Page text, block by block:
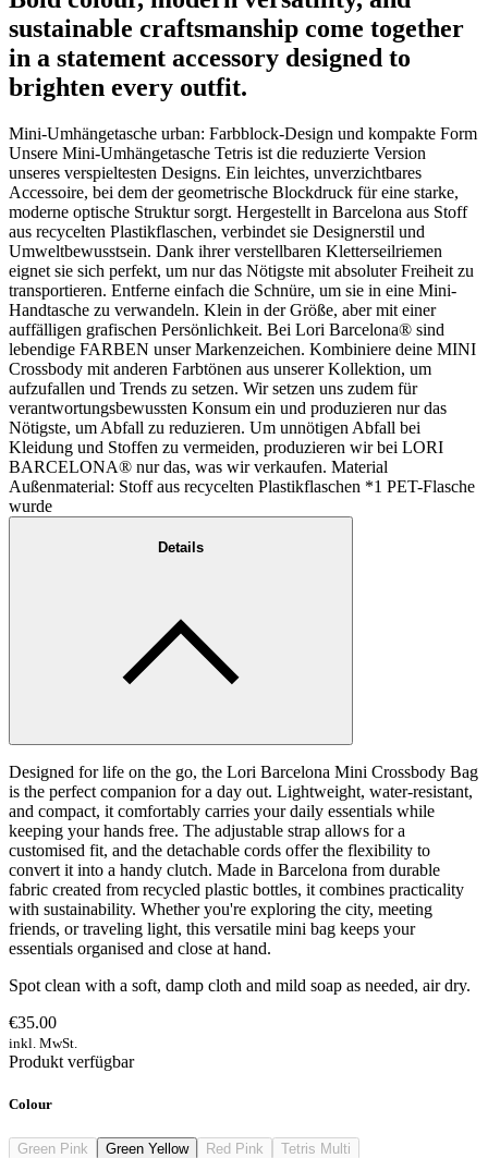
sustainable craftsmanship come together
in a statement accessory designed to
brighten every outfit.
Mini-Umhängetasche urban: Farbblock-Design und kompakte Form
Unsere Mini-Umhängetasche Tetris ist die reduzierte Version
unseres verspieltesten Designs. Ein leichtes, unverzichtbares
Accessoire, bei dem der geometrische Blockdruck für eine starke,
moderne optische Struktur sorgt. Hergestellt in Barcelona aus Stoff
aus recycelten Plastikflaschen, verbindet sie Designerstil und
Umweltbewusstsein. Dank ihrer verstellbaren Kletterseilriemen
eignet sie sich perfekt, um nur das Nötigste mit absoluter Freiheit zu
transportieren. Entferne einfach die Schnüre, um sie in eine Mini-
Handtasche zu verwandeln. Klein in der Größe, aber mit einer
auffälligen grafischen Persönlichkeit. Bei Lori Barcelona® sind
lebendige FARBEN unser Markenzeichen. Kombiniere deine MINI
Crossbody mit anderen Farbtönen aus unserer Kollektion, um
aufzufallen und Trends zu setzen. Wir setzen uns zudem für
verantwortungsbewussten Konsum ein und produzieren nur das
Nötigste, um Abfall zu reduzieren. Um unnötigen Abfall bei
Kleidung und Stoffen zu vermeiden, produzieren wir bei LORI
BARCELONA® nur das, was wir verkaufen. Material
Außenmaterial: Stoff aus recycelten Plastikflaschen *1 PET-Flasche
wurde
Details
Designed for life on the go, the Lori Barcelona Mini Crossbody Bag
is the perfect companion for a day out. Lightweight, water-resistant,
and compact, it comfortably carries your daily essentials while
keeping your hands free. The adjustable strap allows for a
customised fit, and the detachable cords offer the flexibility to
convert it into a handy clutch. Made in Barcelona from durable
fabric created from recycled plastic bottles, it combines practicality
with sustainability. Whether you're exploring the city, meeting
friends, or traveling light, this versatile mini bag keeps your
essentials organised and close at hand.
Spot clean with a soft, damp cloth and mild soap as needed, air dry.
€35.00
inkl. MwSt.
Produkt verfügbar
Colour
Green Pink Green Yellow Red Pink
Tetris Multi